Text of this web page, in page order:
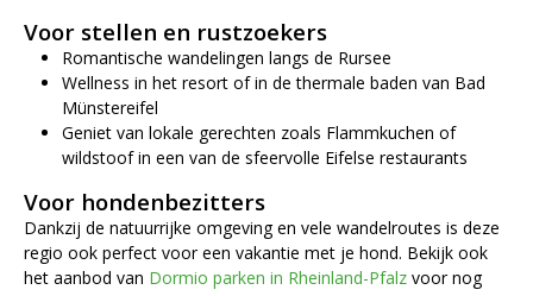
Voor stellen en rustzoekers
Romantische wandelingen langs de Rursee
Wellness in het resort of in de thermale baden van Bad
Münstereifel
Geniet van lokale gerechten zoals Flammkuchen of
wildstoof in een van de sfeervolle Eifelse restaurants
Voor hondenbezitters
Dankzij de natuurrijke omgeving en vele wandelroutes is deze
regio ook perfect voor een vakantie met je hond. Bekijk ook
het aanbod van Dormio parken in Rheinland-Pfalz voor nog